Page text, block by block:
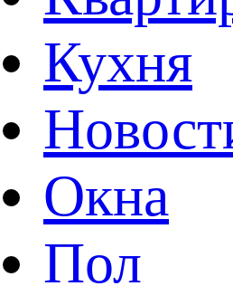
Кухня
Окна
Пол